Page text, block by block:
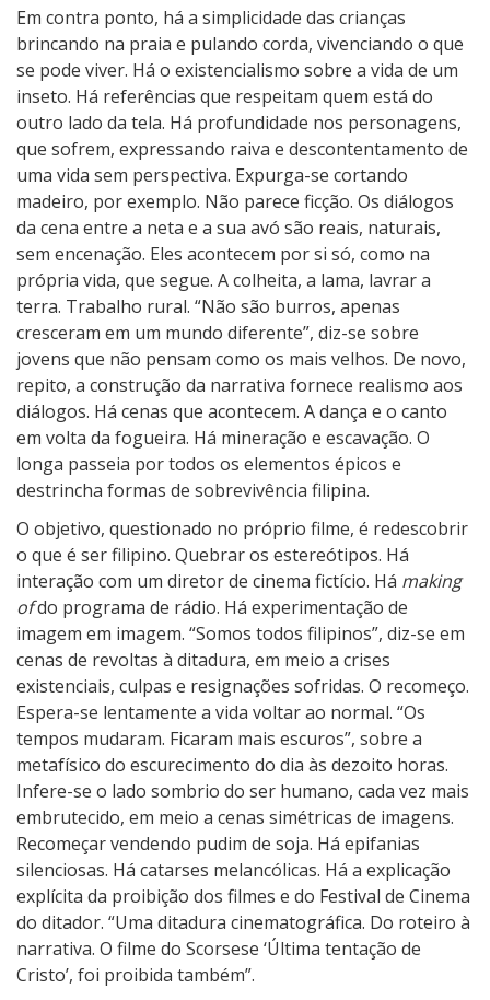
Em contra ponto, há a simplicidade das crianças
brincando na praia e pulando corda, vivenciando o que
se pode viver. Há o existencialismo sobre a vida de um
inseto. Há referências que respeitam quem está do
outro lado da tela. Há profundidade nos personagens,
que sofrem, expressando raiva e descontentamento de
uma vida sem perspectiva. Expurga-se cortando
madeiro, por exemplo. Não parece ficção. Os diálogos
da cena entre a neta e a sua avó são reais, naturais,
sem encenação. Eles acontecem por si só, como na
própria vida, que segue. A colheita, a lama, lavrar a
terra. Trabalho rural. “Não são burros, apenas
cresceram em um mundo diferente”, diz-se sobre
jovens que não pensam como os mais velhos. De novo,
repito, a construção da narrativa fornece realismo aos
diálogos. Há cenas que acontecem. A dança e o canto
em volta da fogueira. Há mineração e escavação. O
longa passeia por todos os elementos épicos e
destrincha formas de sobrevivência filipina.
O objetivo, questionado no próprio filme, é redescobrir
o que é ser filipino. Quebrar os estereótipos. Há
interação com um diretor de cinema fictício. Há making
ofdo programa de rádio. Há experimentação de
imagem em imagem. “Somos todos filipinos”, diz-se em
cenas de revoltas à ditadura, em meio a crises
existenciais, culpas e resignações sofridas. O recomeço.
Espera-se lentamente a vida voltar ao normal. “Os
tempos mudaram. Ficaram mais escuros”, sobre a
metafísico do escurecimento do dia às dezoito horas.
Infere-se o lado sombrio do ser humano, cada vez mais
embrutecido, em meio a cenas simétricas de imagens.
Recomeçar vendendo pudim de soja. Há epifanias
silenciosas. Há catarses melancólicas. Há a explicação
explícita da proibição dos filmes e do Festival de Cinema
do ditador. “Uma ditadura cinematográfica. Do roteiro à
narrativa. O filme do Scorsese ‘Última tentação de
Cristo’, foi proibida também”.